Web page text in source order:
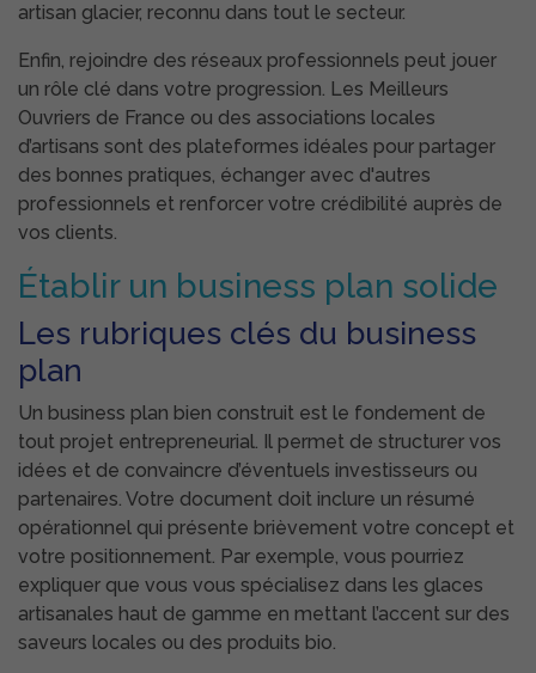
artisan glacier, reconnu dans tout le secteur.
Enfin, rejoindre des réseaux professionnels peut jouer
un rôle clé dans votre progression. Les Meilleurs
Ouvriers de France ou des associations locales
d’artisans sont des plateformes idéales pour partager
des bonnes pratiques, échanger avec d'autres
professionnels et renforcer votre crédibilité auprès de
vos clients.
Établir un business plan solide
Les rubriques clés du business
plan
Un business plan bien construit est le fondement de
tout projet entrepreneurial. Il permet de structurer vos
idées et de convaincre d’éventuels investisseurs ou
partenaires. Votre document doit inclure un résumé
opérationnel qui présente brièvement votre concept et
votre positionnement. Par exemple, vous pourriez
expliquer que vous vous spécialisez dans les glaces
artisanales haut de gamme en mettant l’accent sur des
saveurs locales ou des produits bio.